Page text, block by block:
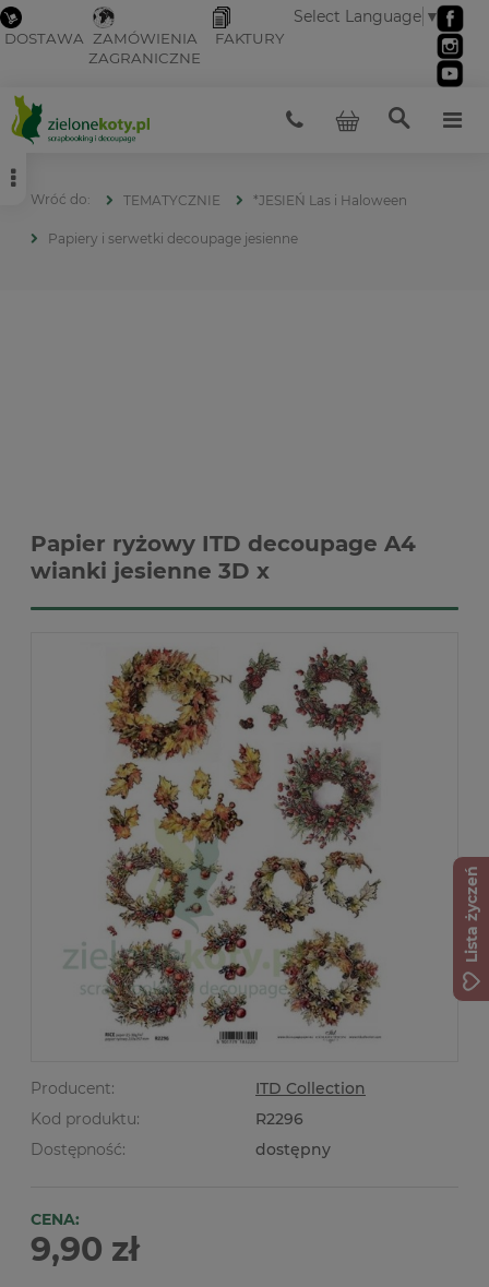
DOSTAWA ZAMÓWIENIA
ZAGRANICZNE
FAKTURY
Select Language ▼
TEMATYCZNIE *JESIEŃ Las i Haloween
Papiery i serwetki decoupage jesienne
Papier ryżowy ITD decoupage A4
wianki jesienne 3D x
Producent:
ITD Collection
Kod produktu:
R2296
Dostępność:
dostępny
CENA:
9,90 zł
Lista życzeń